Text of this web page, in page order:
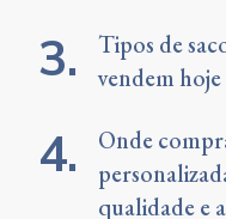
Tipos de
vendem hoje
Onde
qualidade e